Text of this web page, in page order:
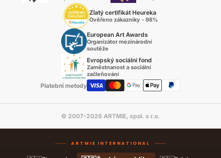
Zlatý certifikát Heureka
Ověřeno zákazníky - 98%
European Art Awards
Organizátor mezinárodní
soutěže
Evropský sociální fond
Zaměstnanost a sociální
začleňování
Platební metody
© 2007-2026 ARTMIE, spol. s r.o.
ARTMIE INTERNATIONAL